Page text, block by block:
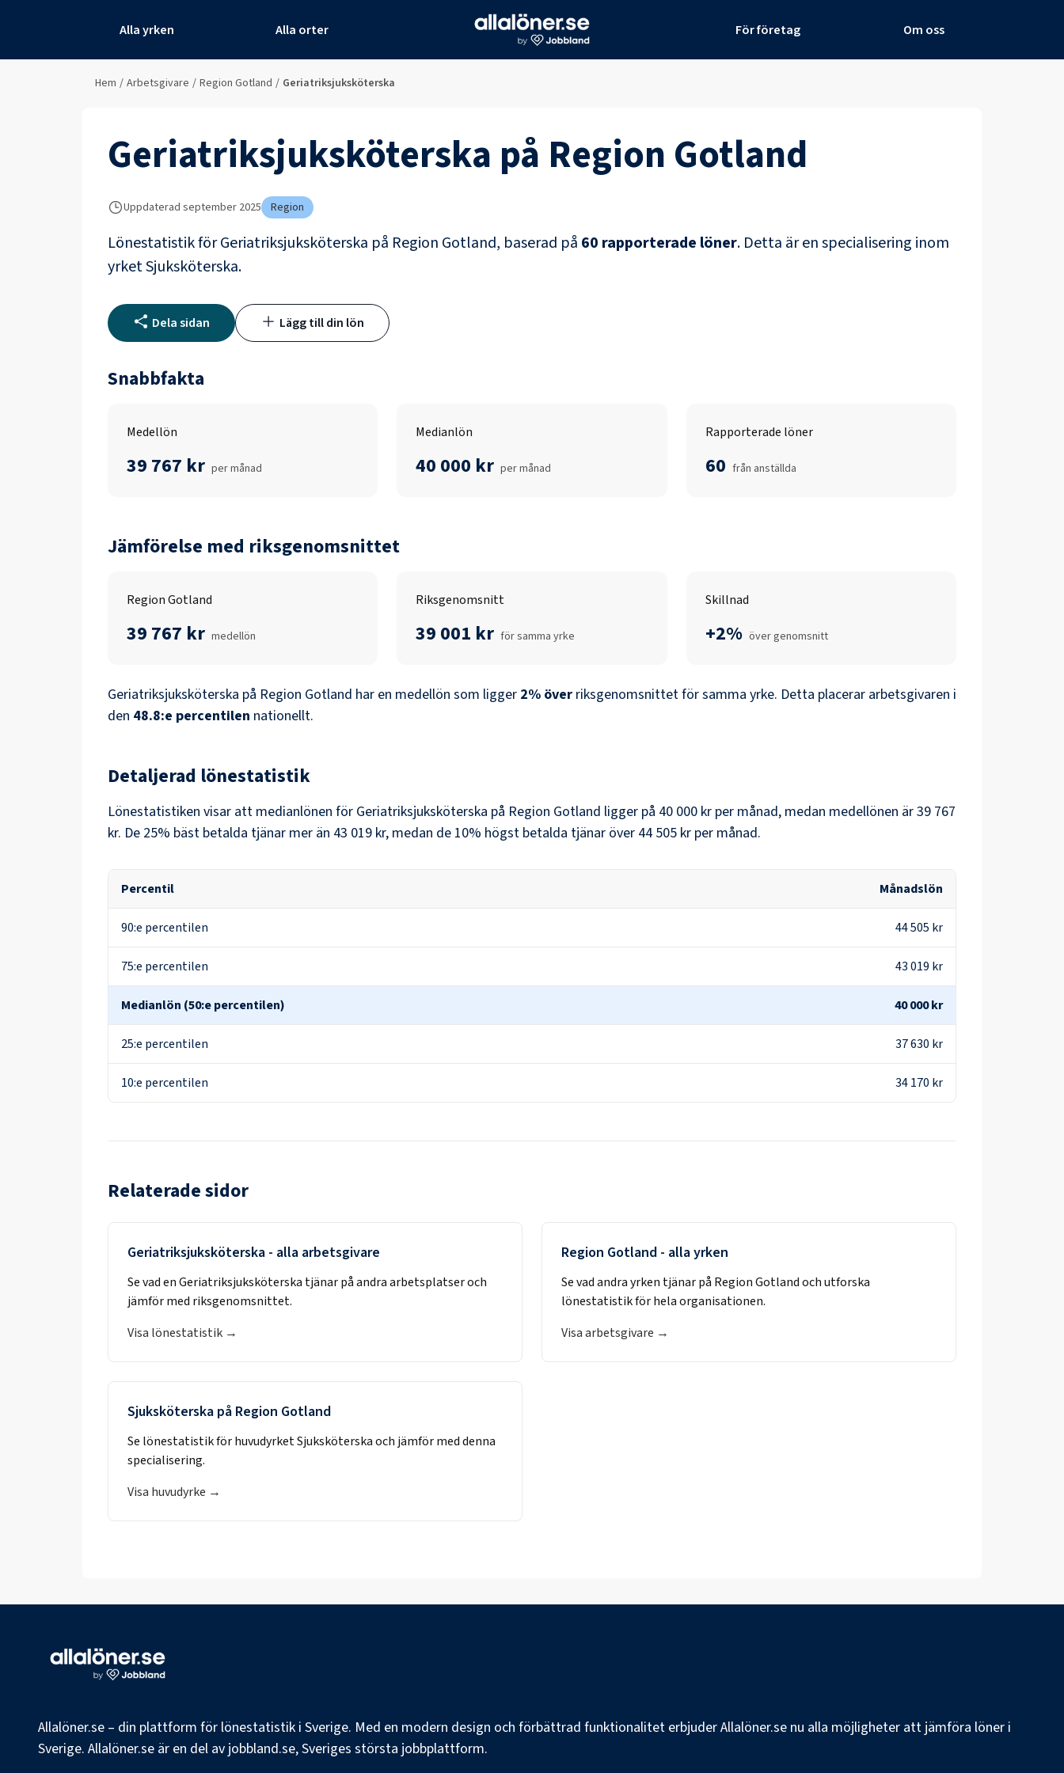
Alla yrken Alla orter För företag Om oss
Hem / Arbetsgivare / Region Gotland / Geriatriksjuksköterska
Geriatriksjuksköterska på Region Gotland
Uppdaterad september 2025 Region
Lönestatistik förGeriatriksjuksköterska på Region Gotland, baserad på 60 rapporterade löner. Detta är en specialisering inom
yrketSjuksköterska.
Dela sidan Lägg till din lön
Snabbfakta
Medellön
39 767 kr per månad
Medianlön
40 000 kr per månad
Rapporterade löner
60 från anställda
Jämförelse med riksgenomsnittet
Region Gotland
39 767 kr medellön
Riksgenomsnitt
39 001 kr för samma yrke
Skillnad
+2% över genomsnitt
Geriatriksjuksköterska på Region Gotland har en medellön som ligger 2% över riksgenomsnittet för samma yrke. Detta placerar arbetsgivaren i
den 48.8:e percentilen nationellt.
Detaljerad lönestatistik
Lönestatistiken visar att medianlönen för Geriatriksjuksköterska på Region Gotland ligger på 40 000 kr per månad, medan medellönen är39 767
kr. De 25% bäst betalda tjänar mer än 43 019 kr, medan de 10% högst betalda tjänar över 44 505 kr per månad.
Percentil Månadslön
90:e percentilen 44 505 kr
75:e percentilen 43 019 kr
Medianlön (50:e percentilen) 40 000 kr
25:e percentilen 37 630 kr
10:e percentilen 34 170 kr
Relaterade sidor
Geriatriksjuksköterska - alla arbetsgivare
Se vad enGeriatriksjuksköterska tjänar på andra arbetsplatser och
jämför med riksgenomsnittet.
Visa lönestatistik →
Region Gotland - alla yrken
Se vad andra yrken tjänar på Region Gotlandoch utforska
lönestatistik för hela organisationen.
Visa arbetsgivare →
Sjuksköterska på Region Gotland
Se lönestatistik för huvudyrketSjuksköterskaoch jämför med denna
specialisering.
Visa huvudyrke →
Allalöner.se – din plattform för lönestatistik i Sverige. Med en modern design och förbättrad funktionalitet erbjuder Allalöner.se nu alla möjligheter att jämföra löner i
Sverige. Allalöner.se är en del av jobbland.se, Sveriges största jobbplattform.